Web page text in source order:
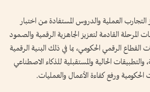
العملية والدروس المستفادة من اختبار
المرحلة القادمة لتعزيز الجاهزية الرقمية والصمود
الرقمي الحكومي، بما في ذلك البنية الرقمية
والتطبيقات الحالية والمستقبلية للذكاء الاصطناعي
الحكومية ورفع كفاءة الأعمال والعمليات.